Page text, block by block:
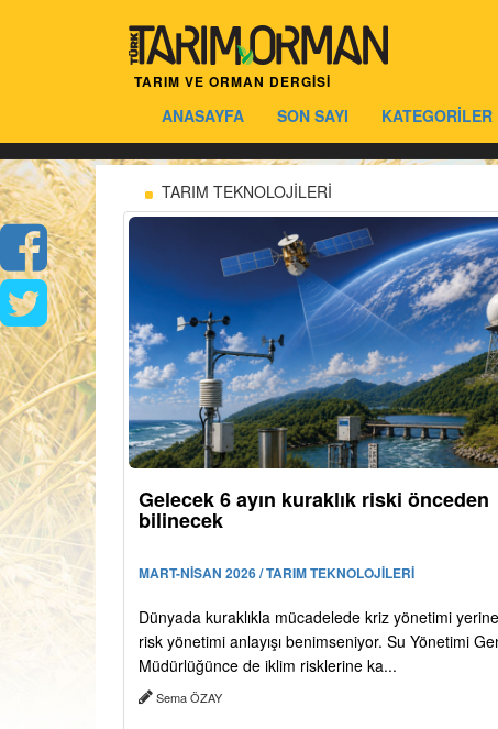
TARIM VE ORMAN DERGİSİ
ANASAYFA SON SAYI KATEGORİLER
TARIM TEKNOLOJİLERİ
Gelecek 6 ayın kuraklık riski önceden
bilinecek
MART-NİSAN 2026 / TARIM TEKNOLOJİLERİ
Dünyada kuraklıkla mücadelede kriz yönetimi
risk yönetimi anlayışı benimseniyor. Su Yönetimi
Müdürlüğünce de iklim risklerine ka...
Sema ÖZAY